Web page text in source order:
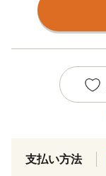
支払い方法